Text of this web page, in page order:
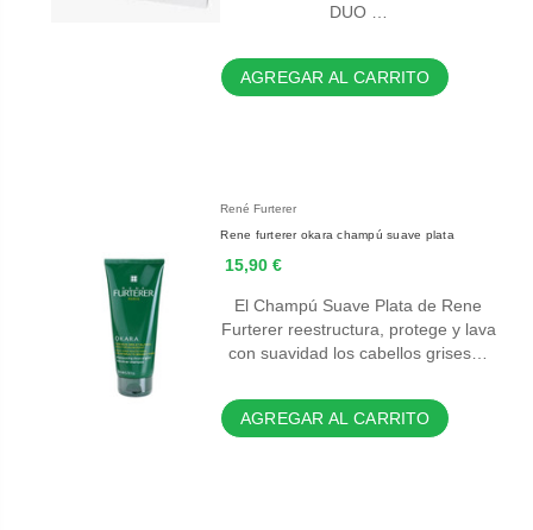
DUO …
AGREGAR AL CARRITO
René Furterer
Rene furterer okara champú suave plata
15,90 €
El Champú Suave Plata de Rene
Furterer reestructura, protege y lava
con suavidad los cabellos grises…
AGREGAR AL CARRITO